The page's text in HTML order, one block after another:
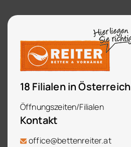
18 Filialen in Österreich
Öffnungszeiten/Filialen
Kontakt
office@bettenreiter.at